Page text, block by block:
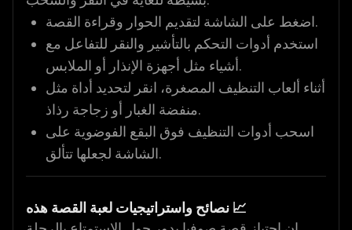
اضغط على الشاشة لتقديم الحوار وقراءة القصة.
استخدم أدوات التحكم بالتأشير والنقر للتفاعل مع
أشياء مثل أجهزة الإنذار أو الملابس.
أثناء ألعاب التنظيف المصغرة، انقر لتحديد أداة مثل
منفضة الغبار أو زجاجة رذاذ.
اسحب أدوات التنظيف فوق البقع الفوضوية على
الشاشة لجعلها تتألق.
نصائح واستراتيجيات لعبة القصة هذه 📈